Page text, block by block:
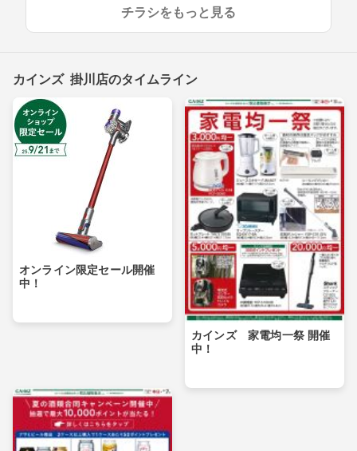
チラシをもっと見る
カインズ 掛川店のタイムライン
オンライン限定セール開催
中！
カインズ 家電均一祭 開催
中！